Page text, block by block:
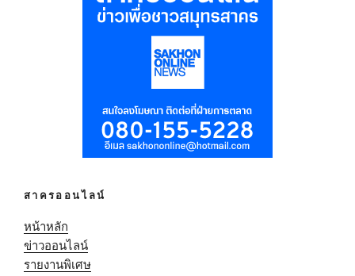
สาครออนไลน์
หน้าหลัก
ข่าวออนไลน์
รายงานพิเศษ